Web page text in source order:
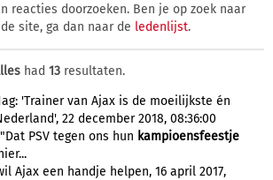
reacties doorzoeken. Ben je op zoek naar
site, ga dan naar de ledenlijst.
had 13 resultaten.
'Trainer van Ajax is de moeilijkste én
22 december 2018, 08:36:00
PSV tegen ons hun kampioensfeestje
Ajax een handje helpen, 16 april 2017,